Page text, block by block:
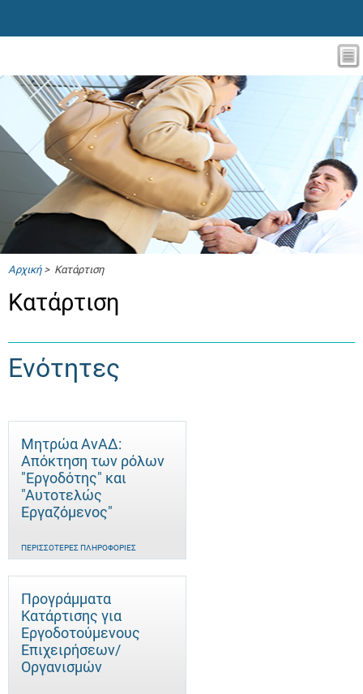
Αρχική> Κατάρτιση
Κατάρτιση
Ενότητες
Μητρώα ΑνΑΔ:
Απόκτηση των ρόλων
"Εργοδότης" και
"Αυτοτελώς
Eργαζόμενος"
ΠΕΡΙΣΣΌΤΕΡΕΣ ΠΛΗΡΟΦΟΡΊΕΣ
Προγράμματα
Κατάρτισης για
Εργοδοτούμενους
Επιχειρήσεων/
Οργανισμών